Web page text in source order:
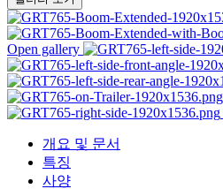
Open gallery
개요 및 문서
특징
사양